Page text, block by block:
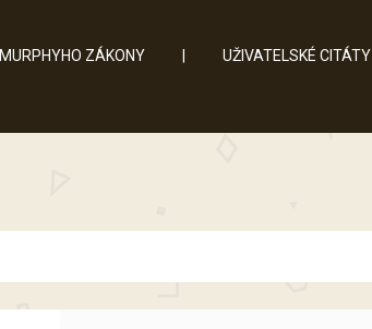
MURPHYHO ZÁKONY UŽIVATELSKÉ CITÁTY